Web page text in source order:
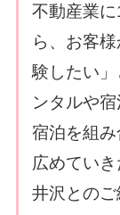
不動産業
ら、お客
験したい
ンタルや
宿泊を組
広めてい
井沢との